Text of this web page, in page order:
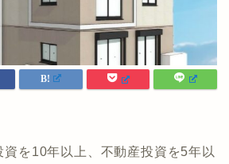
資を10年以上、不動産投資を5年以